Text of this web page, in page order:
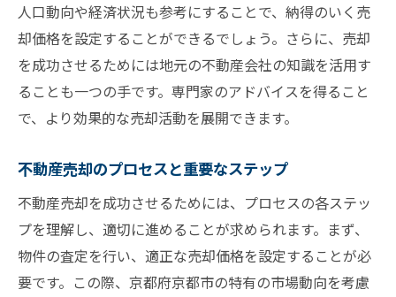
景観条例が不動産売却に与える制約
景観条例遵守のための具体的手続き
京都の景観条例と歴史的街並みの保護
条例に基づく建築許可の取得方法
景観を活かした不動産売却の魅力
京都府京都市不動産売却のための専門家アドバ
イス活用法
不動産専門家の選び方とその役割
弁護士と相談すべき不動産売却の法律問題
人口動向や経済状況も参考にすることで、納得のいく売
却価格を設定することができるでしょう。さらに、売却
を成功させるためには地元の不動産会社の知識を活用す
ることも一つの手です。専門家のアドバイスを得ること
で、より効果的な売却活動を展開できます。
不動産売却のプロセスと重要なステップ
不動産売却を成功させるためには、プロセスの各ステッ
プを理解し、適切に進めることが求められます。まず、
物件の査定を行い、適正な売却価格を設定することが必
要です。この際、京都府京都市の特有の市場動向を考慮